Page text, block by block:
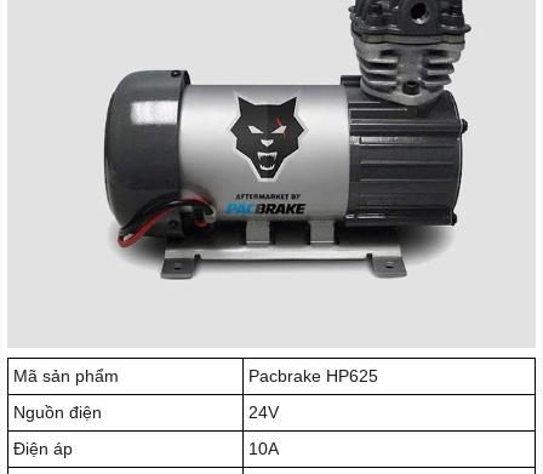
Mã sản phẩm
Pacbrake HP625
Nguồn điện
24V
Điện áp
10A